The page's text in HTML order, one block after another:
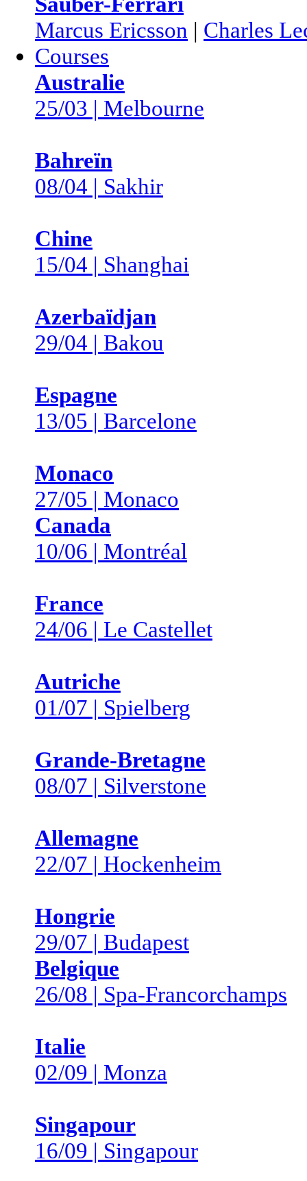
Marcus Ericsson | Charles
Courses
Australie
25/03 | Melbourne
Bahreïn
08/04 | Sakhir
Chine
15/04 | Shanghai
Azerbaïdjan
29/04 | Bakou
Espagne
13/05 | Barcelone
Monaco
27/05 | Monaco
Canada
10/06 | Montréal
France
24/06 | Le Castellet
Autriche
01/07 | Spielberg
Grande-Bretagne
08/07 | Silverstone
Allemagne
22/07 | Hockenheim
Hongrie
29/07 | Budapest
Belgique
26/08 | Spa-Francorchamps
Italie
02/09 | Monza
Singapour
16/09 | Singapour